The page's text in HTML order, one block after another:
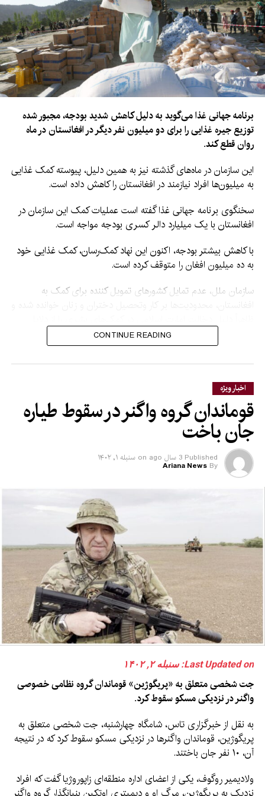
برنامه جهانی غذا می‌گوید به دلیل کاهش شدید بودجه، مجبور شده
توزیع جیره غذایی را برای دو میلیون نفر دیگر در افغانستان در ماه
روان قطع کند.
این سازمان در ماه‌های گذشته نیز به همین دلیل، پیوسته کمک غذایی
به میلیون‌ها افراد نیازمند در افغانستان را کاهش داده است.
سخنگوی برنامه جهانی غذا گفته است عملیات کمک این سازمان در
افغانستان با یک میلیارد دالر کسری بودجه مواجه است.
با کاهش بیشتر بودجه، اکنون این نهاد کمک‌رسان، کمک غذایی خود
به ده میلیون افغان را متوقف کرده است.
سازمان ملل، عدم تمایل کشورهای تمویل کننده برای کمک به
دیگر قطع این کمک‌ها عنوان کرده است.
CONTINUE READING
اخبار ویژه
قوماندان گروه واگنر در سقوط طیاره
جان باخت
Published 3 سال ago on سنبله ۱, ۱۴۰۲
By
Ariana News
Last Updated on: سنبله ۲, ۱۴۰۲
جت شخصی متعلق به «پریگوژین» قوماندان گروه نظامی خصوصی
واگنر در نزدیکی مسکو سقوط کرد.
به نقل از خبرگزاری تاس، شامگاه چهارشنبه، جت شخصی متعلق به
پریگوژین، قوماندان واگنرها در نزدیکی مسکو سقوط کرد که در نتیجه
آن، ۱۰ نفر جان باختند.
ولادیمیر روگوف، یکی از اعضای اداره منطقه‌ای زاپوروژیا گفت که افراد